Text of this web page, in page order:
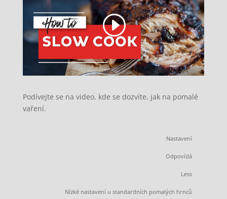
Podívejte se na video, kde se dozvíte, jak na pomalé
vaření.
Nastavení
Odpovídá
Less
Nízké nastavení u standardních pomalých hrnců